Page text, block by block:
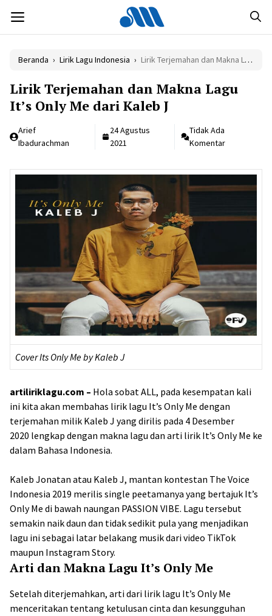
isi
MENU
Beranda › Lirik Lagu Indonesia › Lirik Terjemahan dan Makna Lagu It’s Only Me dari Kaleb J
Lirik Terjemahan dan Makna Lagu
It’s Only Me dari Kaleb J
Arief
Ibadurachman
24 Agustus
2021
Tidak Ada
Komentar
Cover Its Only Me by Kaleb J
artiliriklagu.com – Hola sobat ALL, pada kesempatan kali
ini kita akan membahas lirik lagu It’s Only Me dengan
terjemahan milik Kaleb J yang dirilis pada 4 Desember
2020 lengkap dengan makna lagu dan arti lirik It’s Only Me ke
dalam Bahasa Indonesia.
Kaleb Jonatan atau Kaleb J, mantan kontestan The Voice
Indonesia 2019 merilis single peetamanya yang bertajuk It’s
Only Me di bawah naungan PASSION VIBE. Lagu tersebut
semakin naik daun dan tidak sedikit pula yang menjadikan
lagu ini sebagai latar belakang musik dari video TikTok
maupun Instagram Story.
Arti dan Makna Lagu It’s Only Me
Setelah diterjemahkan, arti dari lirik lagu It’s Only Me
menceritakan tentang ketulusan cinta dan kesungguhan